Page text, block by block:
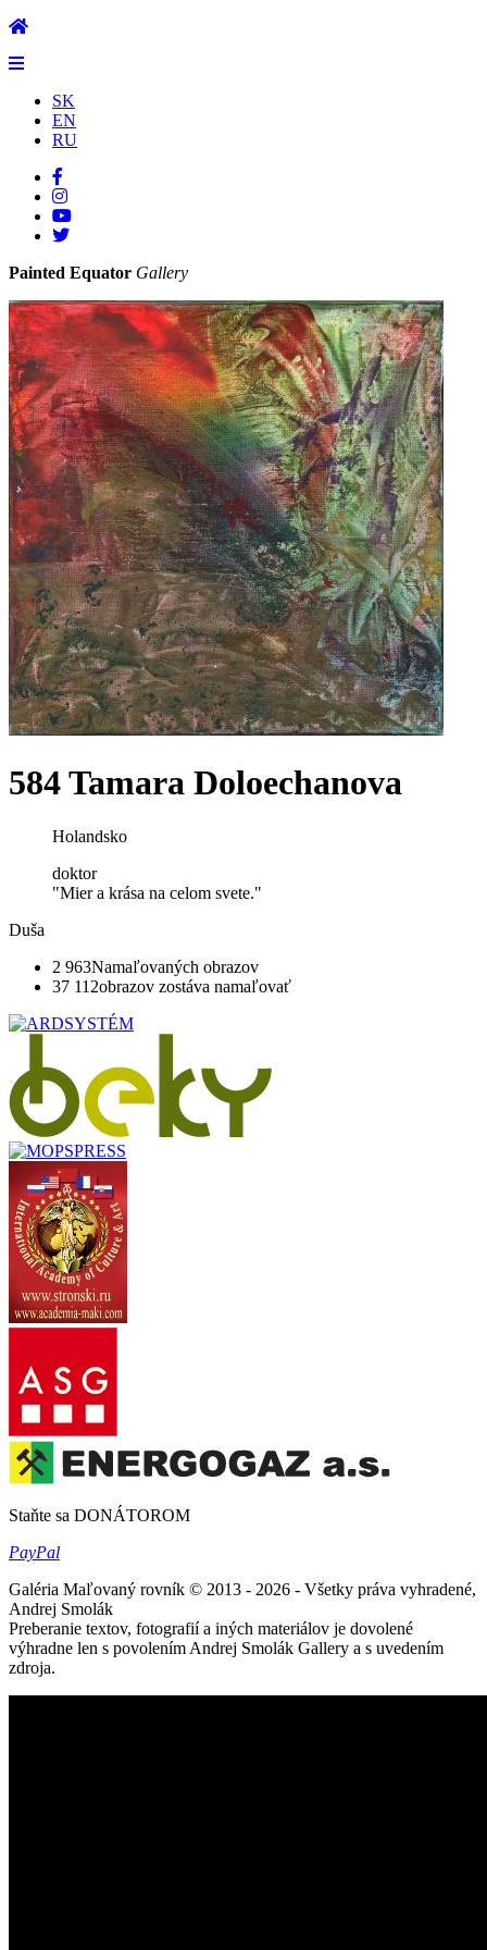
SK
EN
RU
Painted Equator Gallery
584 Tamara Doloechanova
Holandsko
doktor
"Mier a krása na celom svete."
Duša
2 963Namaľovaných obrazov
37 112obrazov zostáva namaľovať
Staňte sa DONÁTOROM
PayPal
Galéria Maľovaný rovník © 2013 - 2026 - Všetky práva vyhradené,
Andrej Smolák
Preberanie textov, fotografií a iných materiálov je dovolené
výhradne len s povolením Andrej Smolák Gallery a s uvedením
zdroja.